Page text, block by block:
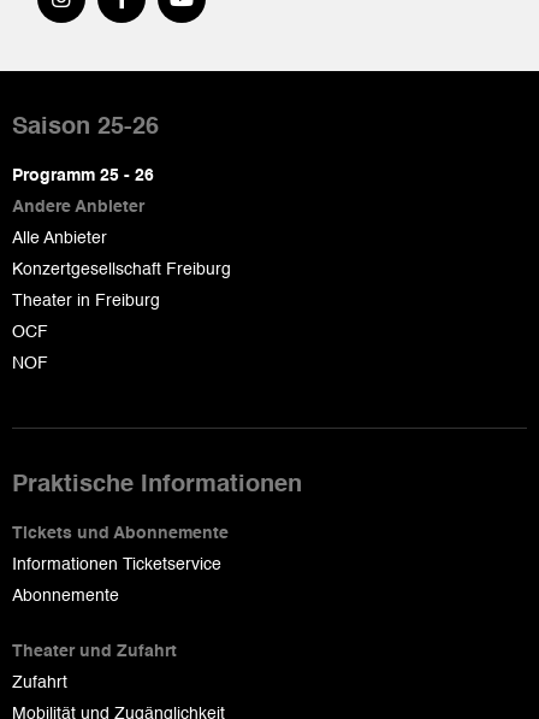
de
page
Saison 25-26
Programm 25 - 26
Andere Anbieter
Alle Anbieter
Konzertgesellschaft Freiburg
Theater in Freiburg
OCF
NOF
Praktische Informationen
Tickets und Abonnemente
Informationen Ticketservice
Abonnemente
Theater und Zufahrt
Zufahrt
Mobilität und Zugänglichkeit